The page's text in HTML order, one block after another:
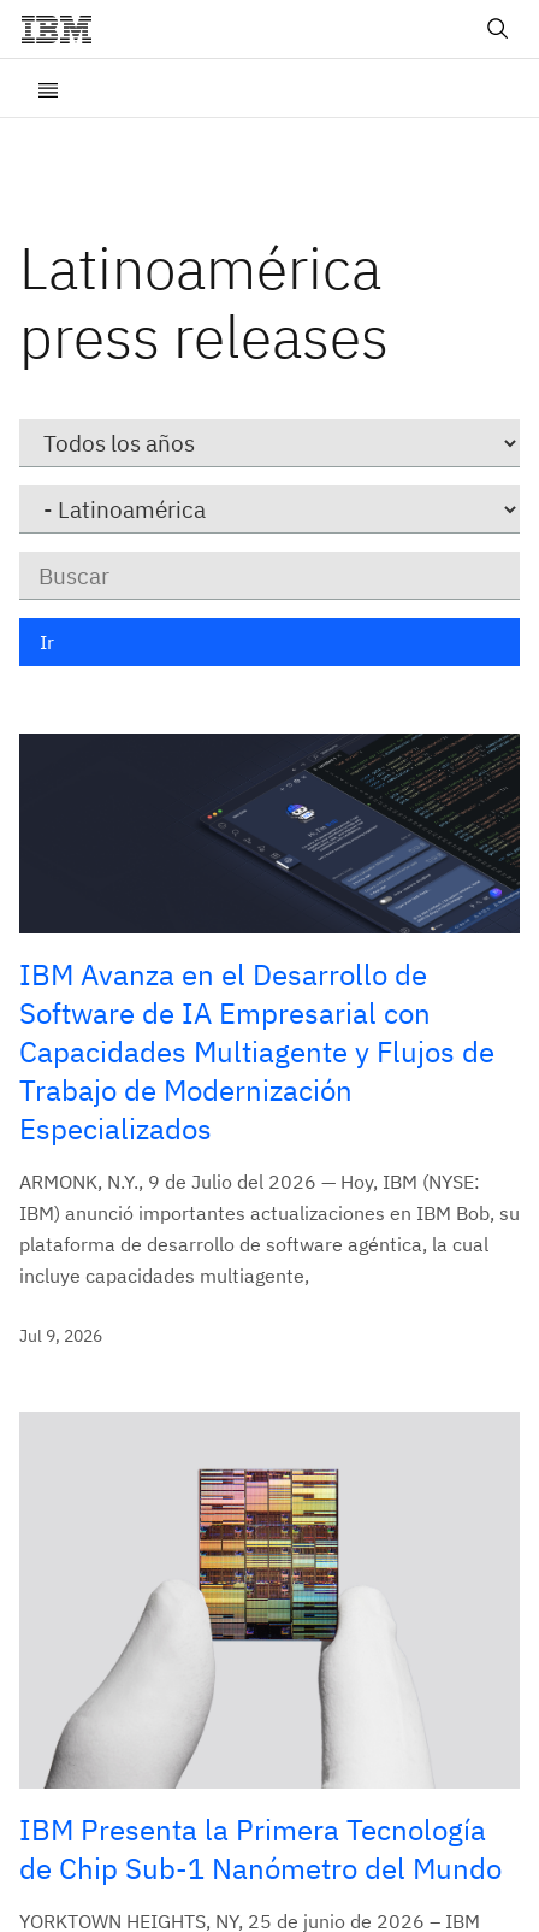
Latinoamérica
press releases
Ir
IBM Avanza en el Desarrollo de
Software de IA Empresarial con
Capacidades Multiagente y Flujos de
Trabajo de Modernización
Especializados
ARMONK, N.Y., 9 de Julio del 2026 — Hoy, IBM (NYSE:
IBM) anunció importantes actualizaciones en IBM Bob, su
plataforma de desarrollo de software agéntica, la cual
incluye capacidades multiagente,
Jul 9, 2026
IBM Presenta la Primera Tecnología
de Chip Sub-1 Nanómetro del Mundo
YORKTOWN HEIGHTS, NY, 25 de junio de 2026 – IBM